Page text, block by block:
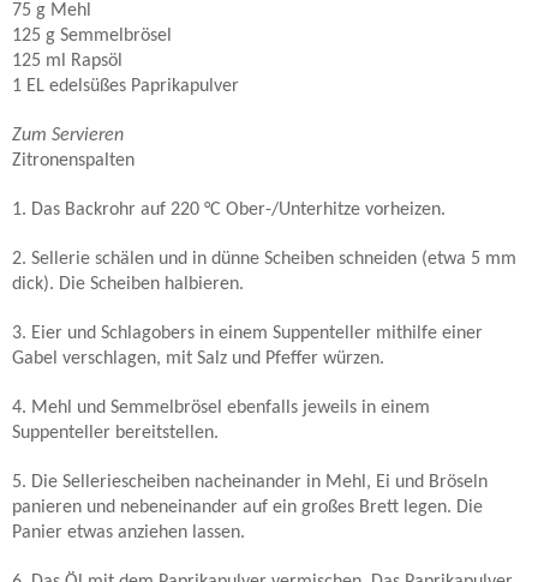
75 g Mehl
125 g Semmelbrösel
125 ml Rapsöl
1 EL edelsüßes Paprikapulver
Zum Servieren
Zitronenspalten
1. Das Backrohr auf 220 °C Ober-/Unterhitze vorheizen.
2. Sellerie schälen und in dünne Scheiben schneiden (etwa 5 mm
dick). Die Scheiben halbieren.
3. Eier und Schlagobers in einem Suppenteller mithilfe einer
Gabel verschlagen, mit Salz und Pfeffer würzen.
4. Mehl und Semmelbrösel ebenfalls jeweils in einem
Suppenteller bereitstellen.
5. Die Selleriescheiben nacheinander in Mehl, Ei und Bröseln
panieren und nebeneinander auf ein großes Brett legen. Die
Panier etwas anziehen lassen.